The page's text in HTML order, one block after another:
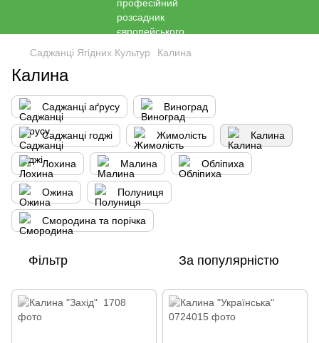
Саджанці Ягідних Культур Калина
Калина
Саджанці аґрусу Виноград
Саджанці годжі Жимолість Калина
Лохина Малина Обліпиха
Ожина Полуниця
Cмородина та порічка
Фільтр За популярністю